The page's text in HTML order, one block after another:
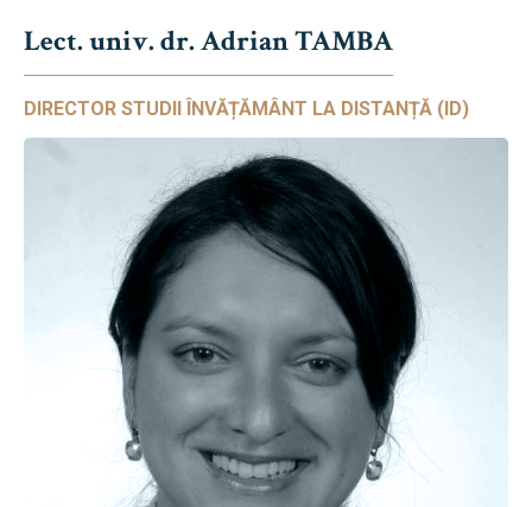
Lect. univ. dr. Adrian TAMBA
DIRECTOR STUDII ÎNVĂȚĂMÂNT LA DISTANȚĂ (ID)